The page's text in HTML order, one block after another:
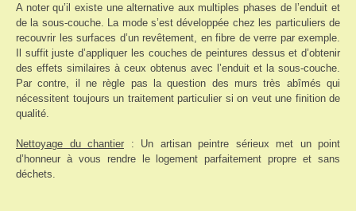
A noter qu’il existe une alternative aux multiples phases de l’enduit et
de la sous-couche. La mode s’est développée chez les particuliers de
recouvrir les surfaces d’un revêtement, en fibre de verre par exemple.
Il suffit juste d’appliquer les couches de peintures dessus et d’obtenir
des effets similaires à ceux obtenus avec l’enduit et la sous-couche.
Par contre, il ne règle pas la question des murs très abîmés qui
nécessitent toujours un traitement particulier si on veut une finition de
qualité.
Nettoyage du chantier : Un artisan peintre sérieux met un point
d’honneur à vous rendre le logement parfaitement propre et sans
déchets.